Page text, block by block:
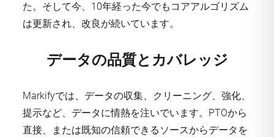
た。そして今、10年経った今でもコアアルゴリズム
は更新され、改良が続いています。
データの品質とカバレッジ
Markifyでは、データの収集、クリーニング、強化、
提示など、データに情熱を注いでいます。PTOから
直接、または既知の信頼できるソースからデータを